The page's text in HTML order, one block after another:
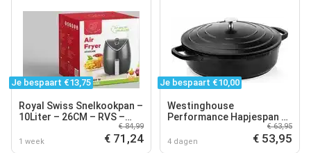
Je bespaart €13,75
Royal Swiss Snelkookpan –
10Liter – 26CM – RVS –
Pressure Cooker
1 week
€ 84,99
€ 71,24
Je bespaart €10,00
Westinghouse
Performance Hapjespan –
Ø28 cm – Inclusief Deksel
– Inductie Pan – Zwart
4 dagen
€ 63,95
€ 53,95